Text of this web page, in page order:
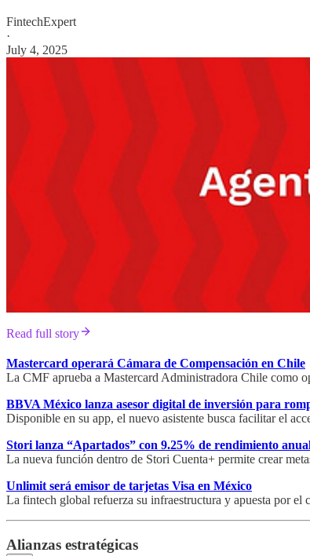
FintechExpert
·
July 4, 2025
Read full story
Mastercard operará Cámara de Compensación en Chile
La CMF aprueba a Mastercard Administradora Chile como
BBVA México lanza asesor digital de inversión para
Disponible en su app, el nuevo asistente busca facilitar el
Stori lanza “Apartados” con 9.25% de rendimiento
La nueva función dentro de Stori Cuenta+ permite crear
Unlimit será emisor de tarjetas Visa en México
La fintech global refuerza su infraestructura y apuesta por
Alianzas estratégicas